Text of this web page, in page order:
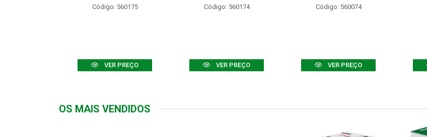
Código: 560175
VER PREÇO
Código: 560174
VER PREÇO
Código: 560074
VER PREÇO
OS MAIS VENDIDOS